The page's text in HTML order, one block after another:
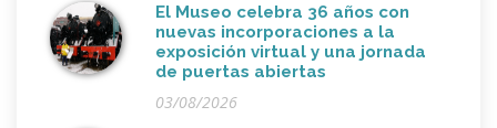
El Museo celebra 36 años con
nuevas incorporaciones a la
exposición virtual y una jornada
de puertas abiertas
03/08/2026